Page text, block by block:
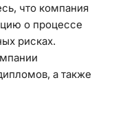
что компания
о процессе
рисках.
а также